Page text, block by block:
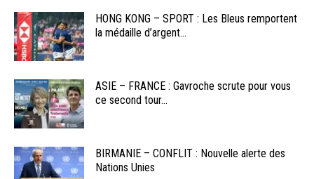
HONG KONG – SPORT : Les Bleus remportent
la médaille d’argent...
ASIE – FRANCE : Gavroche scrute pour vous
ce second tour...
BIRMANIE – CONFLIT : Nouvelle alerte des
Nations Unies